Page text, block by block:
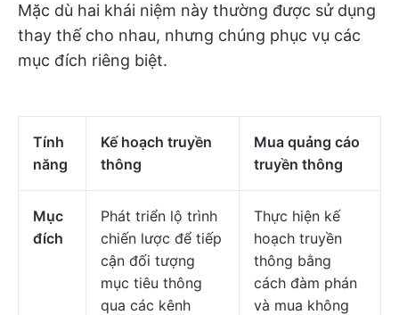
Mặc dù hai khái niệm này thường được sử dụng
thay thế cho nhau, nhưng chúng phục vụ các
mục đích riêng biệt.
Tính
năng
Kế hoạch truyền
thông
Mua quảng cáo
truyền thông
Mục
đích
Phát triển lộ trình
chiến lược để tiếp
cận đối tượng
mục tiêu thông
qua các kênh
Thực hiện kế
hoạch truyền
thông bằng
cách đàm phán
và mua không